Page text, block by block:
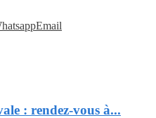
Email
: rendez-vous à...